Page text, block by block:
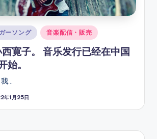
ーソング 音楽配信・販売
寛子。 音乐发行已经在中国
始。
…
年1月25日